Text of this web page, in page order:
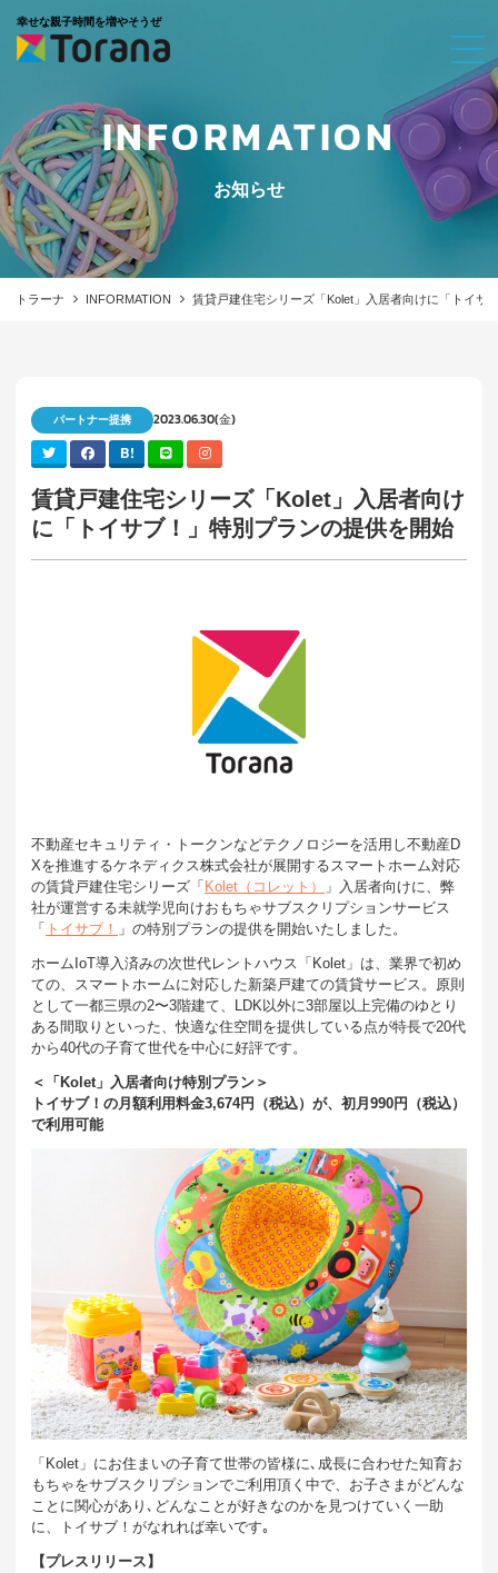
幸せな親子時間を増やそうぜ
INFORMATION
お知らせ
トラーナ INFORMATION 賃貸戸建住宅シリーズ「Kolet」入居者向けに「トイサ
パートナー提携 2023.06.30(金)
B!
賃貸戸建住宅シリーズ「Kolet」入居者向け
に「トイサブ！」特別プランの提供を開始
不動産セキュリティ・トークンなどテクノロジーを活用し不動産D
Xを推進するケネディクス株式会社が展開するスマートホーム対応
の賃貸戸建住宅シリーズ「 Kolet（コレット）
」入居者向けに、弊
社が運営する未就学児向けおもちゃサブスクリプションサービス
「 トイサブ！ 」の特別プランの提供を開始いたしました。
ホームIoT導入済みの次世代レントハウス「Kolet」は、業界で初め
ての、スマートホームに対応した新築戸建ての賃貸サービス。原則
として一都三県の2〜3階建て、LDK以外に3部屋以上完備のゆとり
ある間取りといった、快適な住空間を提供している点が特長で20代
から40代の子育て世代を中心に好評です。
＜「Kolet」入居者向け特別プラン＞
トイサブ！の月額利用料金3,674円（税込）が、初月990円（税込）
で利用可能
「Kolet」にお住まいの子育て世帯の皆様に､成長に合わせた知育お
もちゃをサブスクリプションでご利用頂く中で、お子さまがどんな
ことに関心があり､どんなことが好きなのかを見つけていく一助
に、トイサブ！がなれれば幸いです｡
【プレスリリース】